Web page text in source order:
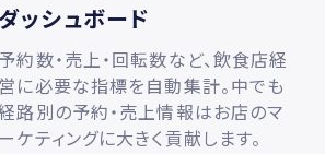
ダッシュボード
予約数・売上・回転数など、飲食店経
営に必要な指標を自動集計。中でも
路別の予約・売上情報はお店のマ
ーケティングに大きく貢献します。